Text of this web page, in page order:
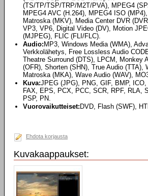
(TS/TP/TSP/TRP/M2T/PVA), MPEG4
MPEG4 AVC (H.264), MPEG4 ISO (MP4),
Matroska (MKV), Media Center DVR
VP3, VP6, Digital Video (DV), Motion
(MJPEG), FLIC (FLI/FLC).
Audio: MP3, Windows Media (WMA),
Verkkolähetys, Free Lossless Audio
Theatre Surround (DTS), LPCM, Monkey
(OFR), Shorten (SHN), True Audio
Matroska (MKA), Wave Audio (WAV),
Kuva:JPEG (JPG), PNG, GIF, BMP,
FAX, EPS, PCX, PCC, SCR, RPF, RLA,
PSP, PN.
Vuorovaikutteiset: DVD, Flash (SWF),
Ehdota korjausta
Kuvakaappaukset: